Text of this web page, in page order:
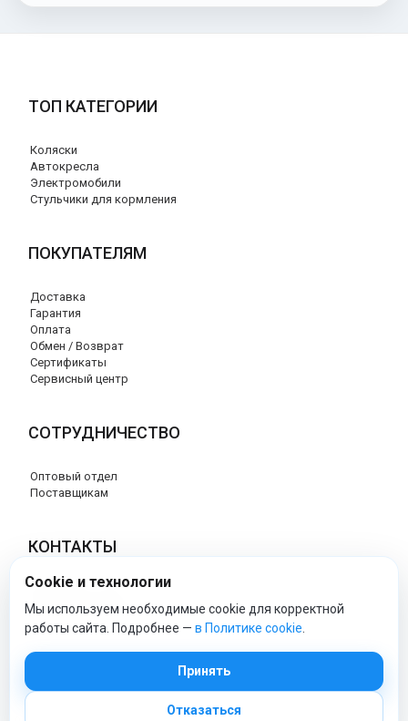
ТОП КАТЕГОРИИ
Коляски
Автокресла
Электромобили
Стульчики для кормления
ПОКУПАТЕЛЯМ
Доставка
Гарантия
Оплата
Обмен / Возврат
Сертификаты
Сервисный центр
СОТРУДНИЧЕСТВО
Оптовый отдел
Поставщикам
КОНТАКТЫ
8 (800) 707-17-56
info@peg-perego-market.ru
Cookie и технологии
Мы используем необходимые cookie для корректной
работы сайта. Подробнее — в Политике cookie
Принять
Отказаться